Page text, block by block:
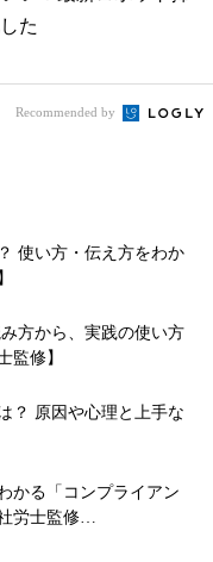
た
Recommended by
使い方・伝え方をわか
方から、実践の使い方
監修】
？ 原因や心理と上手な
かる「コンプライアン
労士監修…